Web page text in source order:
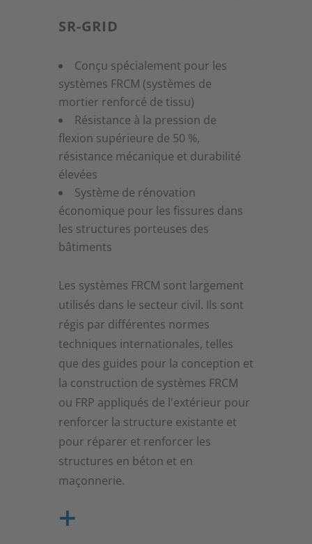
SR-GRID
Conçu spécialement pour les
systèmes FRCM (systèmes de
mortier renforcé de tissu)
Résistance à la pression de
flexion supérieure de 50 %,
résistance mécanique et durabilité
élevées
Système de rénovation
économique pour les fissures dans
les structures porteuses des
bâtiments
Les systèmes FRCM sont largement
utilisés dans le secteur civil. Ils sont
régis par différentes normes
techniques internationales, telles
que des guides pour la conception et
la construction de systèmes FRCM
ou FRP appliqués de l'extérieur pour
renforcer la structure existante et
pour réparer et renforcer les
structures en béton et en
maçonnerie.
+